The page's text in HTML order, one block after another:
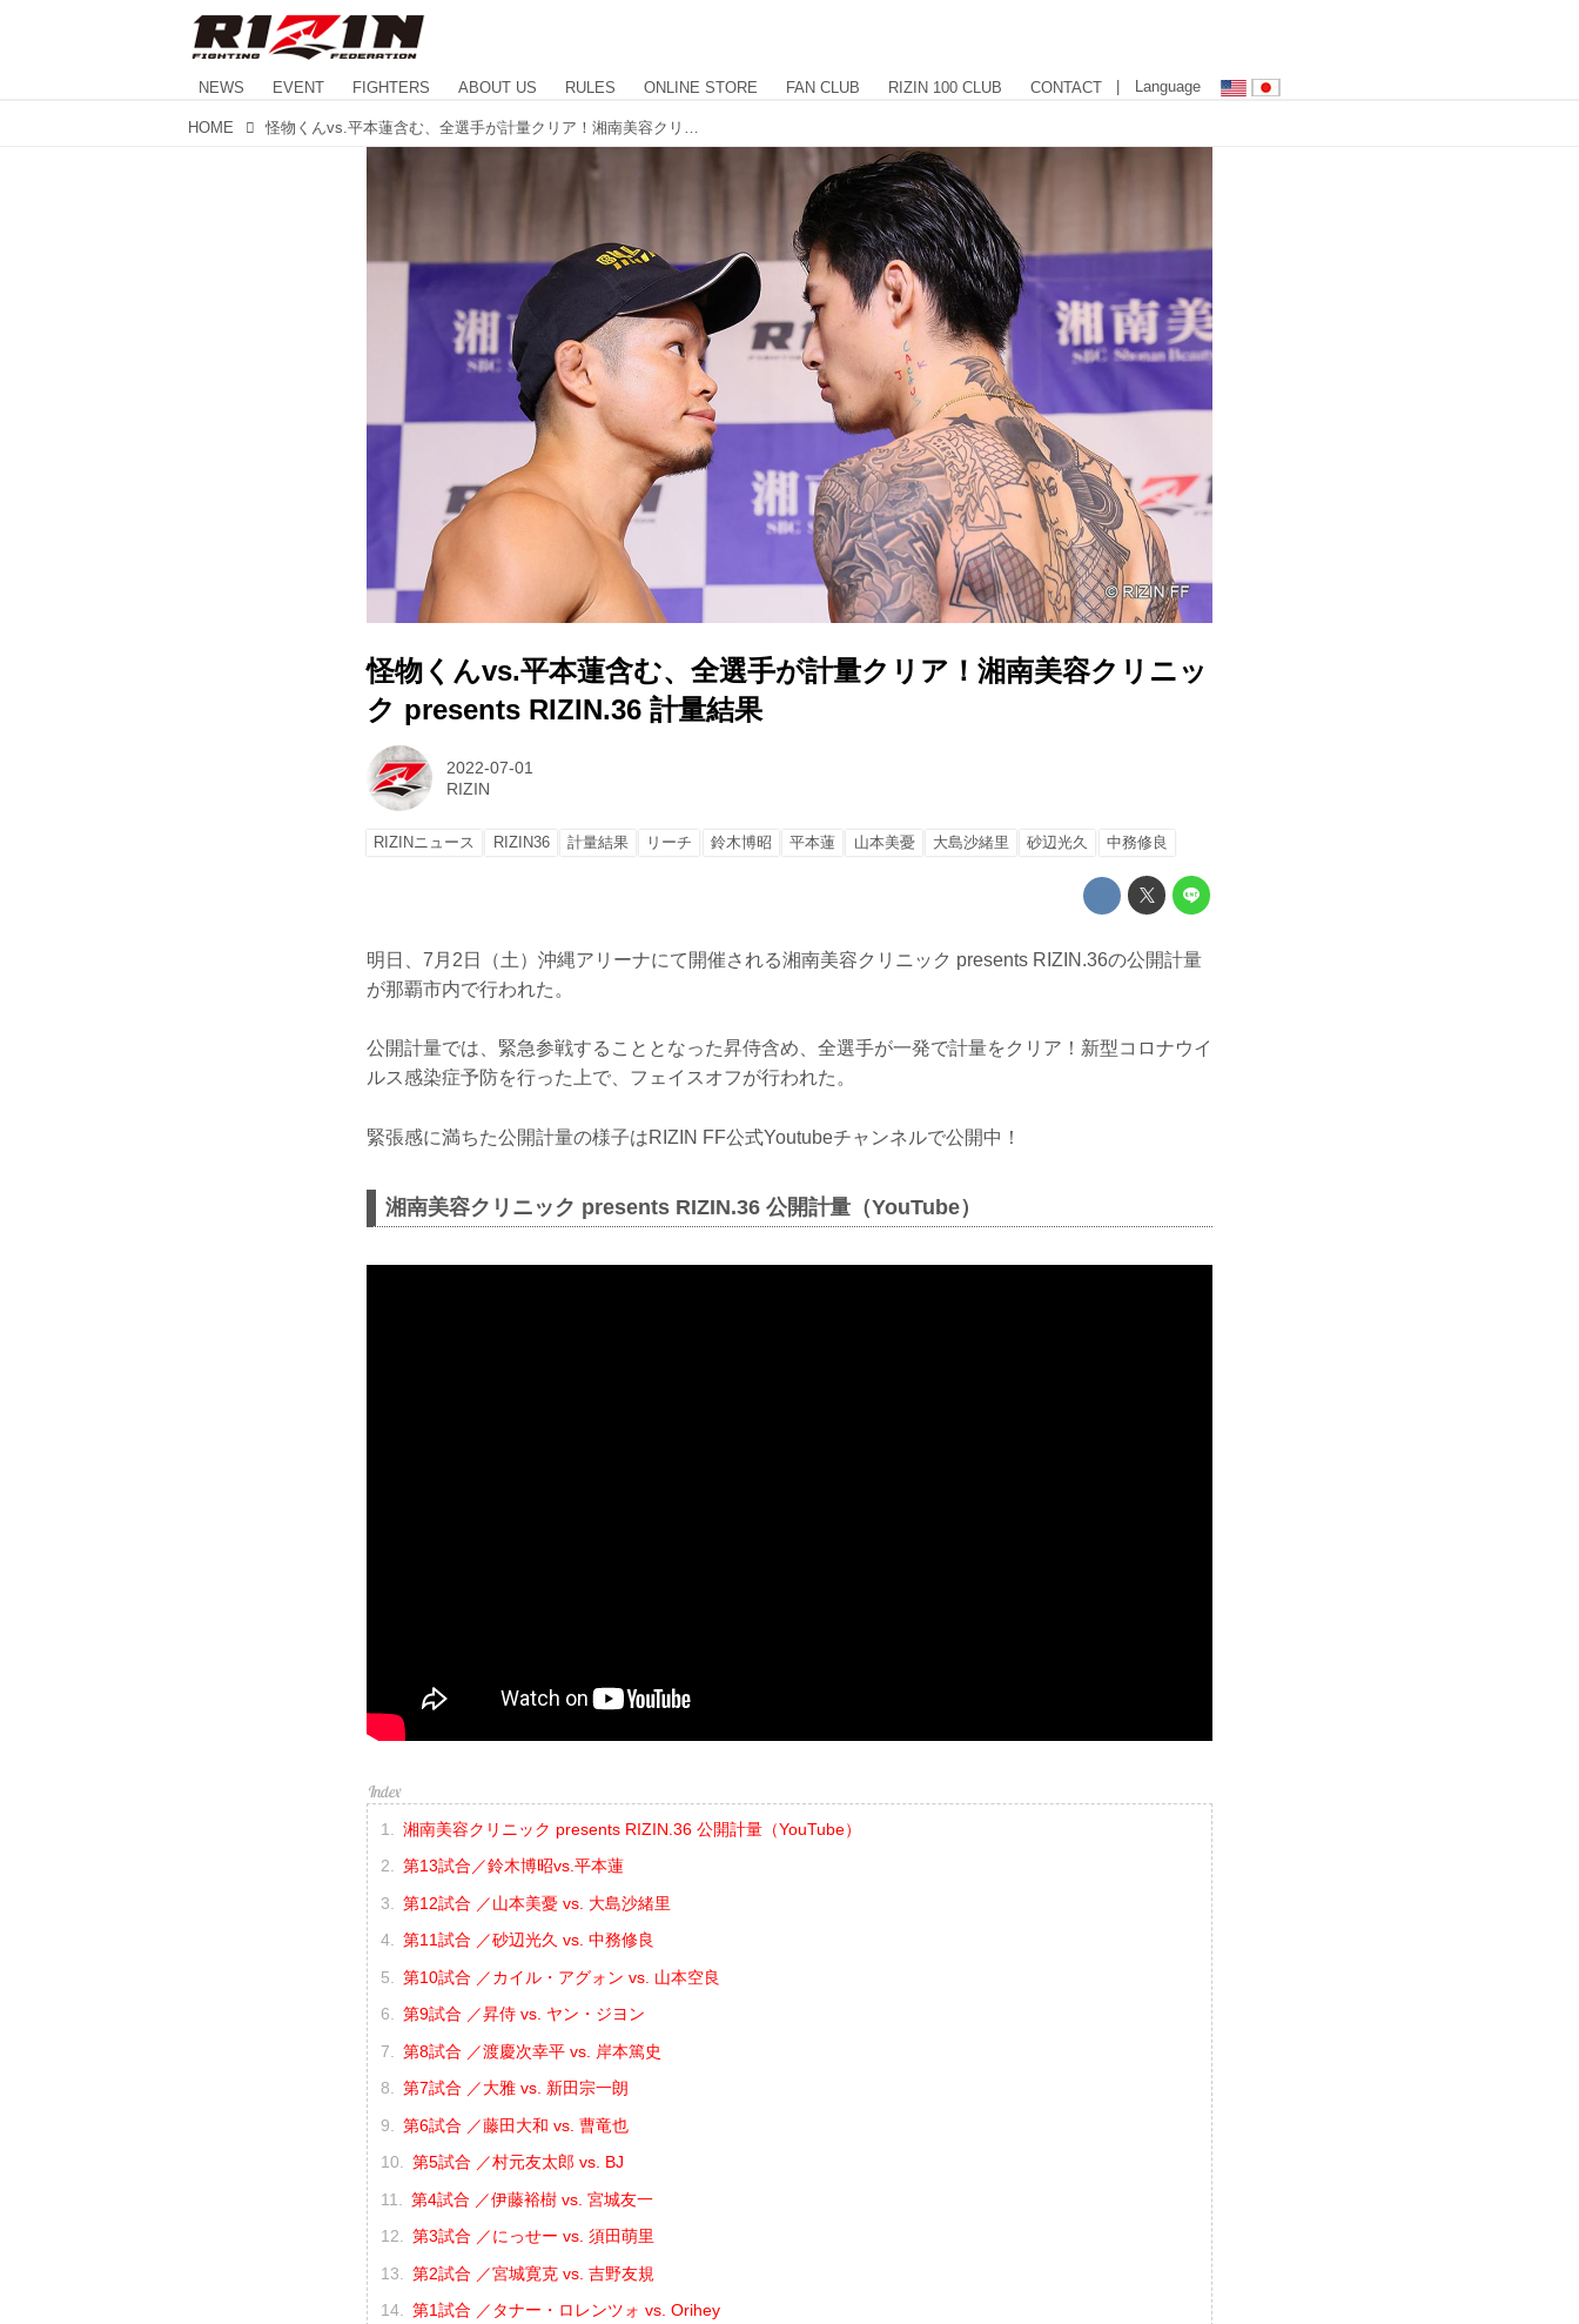
NEWS EVENT FIGHTERS ABOUT US RULES ONLINE STORE FAN CLUB RIZIN 100 CLUB CONTACT | Language
HOME
怪物くんvs.平本蓮含む、全選手が計量クリア！湘南美容クリニッ
ク presents RIZIN.36 計量結果
2022-07-01
RIZIN
RIZINニュース RIZIN36 計量結果 リーチ 鈴木博昭 平本蓮 山本美憂 大島沙緒里 砂辺光久 中務修良
明日、7月2日（土）沖縄アリーナにて開催される湘南美容クリニック presents RIZIN.36の公開計量
が那覇市内で行われた。
公開計量では、緊急参戦することとなった昇侍含め、全選手が一発で計量をクリア！新型コロナウイ
ルス感染症予防を行った上で、フェイスオフが行われた。
緊張感に満ちた公開計量の様子はRIZIN FF公式Youtubeチャンネルで公開中！
湘南美容クリニック presents RIZIN.36 公開計量（YouTube）
湘南美容クリニック presents RIZIN.36 公開計量（YouTube）
第13試合／鈴木博昭vs.平本蓮
第12試合 ／山本美憂 vs. 大島沙緒里
第11試合 ／砂辺光久 vs. 中務修良
第10試合 ／カイル・アグォン vs. 山本空良
第9試合 ／昇侍 vs. ヤン・ジヨン
第8試合 ／渡慶次幸平 vs. 岸本篤史
第7試合 ／大雅 vs. 新田宗一朗
第6試合 ／藤田大和 vs. 曹竜也
第5試合 ／村元友太郎 vs. BJ
第4試合 ／伊藤裕樹 vs. 宮城友一
第3試合 ／にっせー vs. 須田萌里
第2試合 ／宮城寛克 vs. 吉野友規
第1試合 ／タナー・ロレンツォ vs. Orihey